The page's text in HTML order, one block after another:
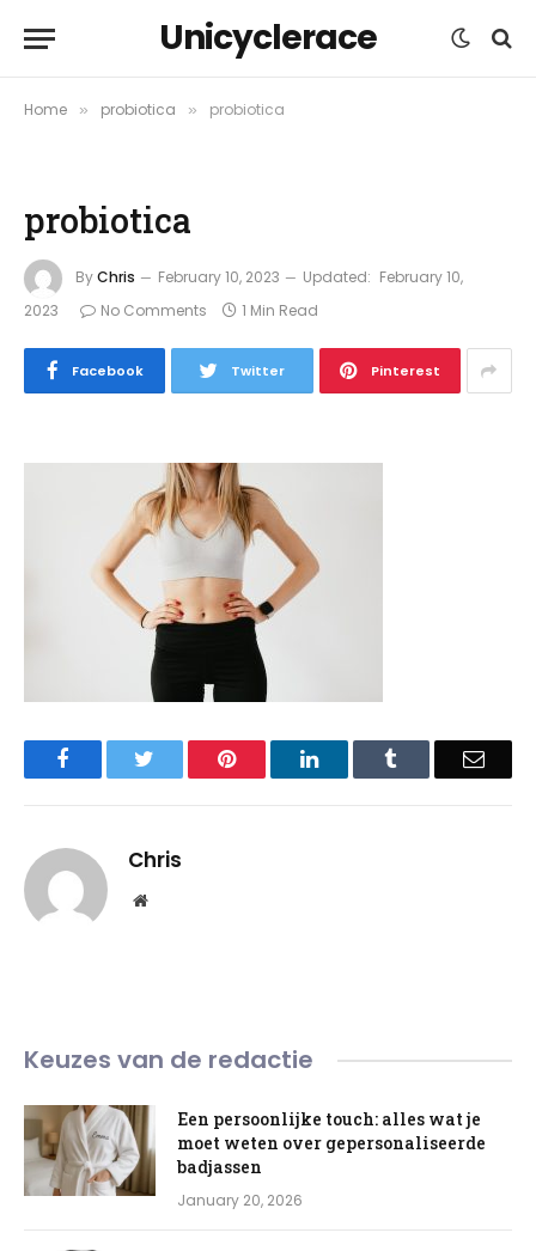
Unicyclerace
Home » probiotica » probiotica
probiotica
ByChris February 10, 2023 Updated: February 10,
2023
No Comments 1 Min Read
Facebook Twitter Pinterest
Facebook Pinterest LinkedIn Email
Chris
Website
Keuzes van de redactie
Een persoonlijke touch: alles wat je
moet weten over gepersonaliseerde
badjassen
January 20, 2026